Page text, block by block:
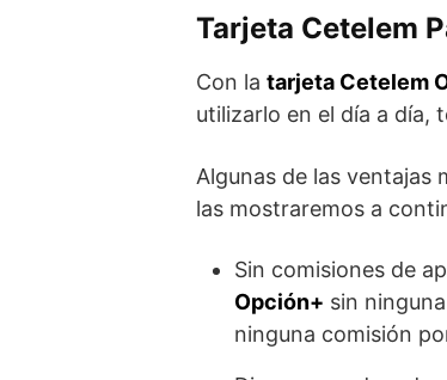
Tarjeta Cetelem
Con la tarjeta Cetelem
utilizarlo en el día a día,
Algunas de las ventajas
las mostraremos a
Sin comisiones de
Opción+ sin
ninguna comisión